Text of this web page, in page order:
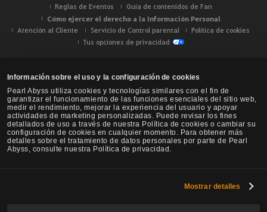
Información sobre el uso y la configuración de cookies
Pearl Abyss utiliza cookies y tecnologías similares con el fin de
garantizar el funcionamiento de las funciones esenciales del sitio web,
medir el rendimiento, mejorar la experiencia del usuario y apoyar
actividades de marketing personalizadas. Puede revisar los fines
detallados de uso a través de nuestra Política de cookies o cambiar su
configuración de cookies en cualquier momento. Para obtener más
detalles sobre el tratamiento de datos personales por parte de Pearl
Abyss, consulte nuestra Política de privacidad.
Mostrar detalles
Reglas de Eventos
Guía de contenidos de Fan
Cómo ejercer el derecho a la Información Personal
Atención al Cliente Servicio de Control parental
Política de cookies
Tus opciones de privacidad